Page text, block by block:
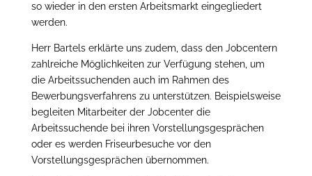
so wieder in den ersten Arbeitsmarkt eingegliedert
werden.
Herr Bartels erklärte uns zudem, dass den Jobcentern
zahlreiche Möglichkeiten zur Verfügung stehen, um
die Arbeitssuchenden auch im Rahmen des
Bewerbungsverfahrens zu unterstützen. Beispielsweise
begleiten Mitarbeiter der Jobcenter die
Arbeitssuchende bei ihren Vorstellungsgesprächen
oder es werden Friseurbesuche vor den
Vorstellungsgesprächen übernommen.